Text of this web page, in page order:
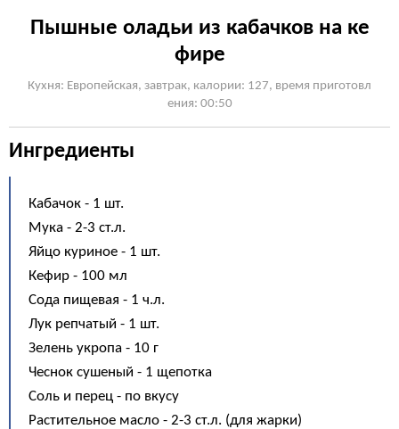
Пышные оладьи из кабачков на ке
фире
Кухня: Европейская, завтрак, калории: 127, время приготовл
ения: 00:50
Ингредиенты
Кабачок - 1 шт.
Мука - 2-3 ст.л.
Яйцо куриное - 1 шт.
Кефир - 100 мл
Сода пищевая - 1 ч.л.
Лук репчатый - 1 шт.
Зелень укропа - 10 г
Чеснок сушеный - 1 щепотка
Соль и перец - по вкусу
Растительное масло - 2-3 ст.л. (для жарки)